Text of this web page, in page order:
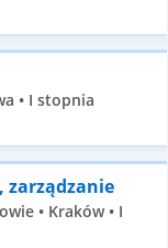
• I stopnia
zarządzanie
• Kraków • I